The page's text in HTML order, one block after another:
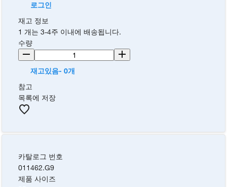
로그인
재고 정보
1 개는 3-4주 이내에 배송됩니다.
수량
재고있음- 0개
참고
목록에 저장
카탈로그 번호
011462.G9
제품 사이즈